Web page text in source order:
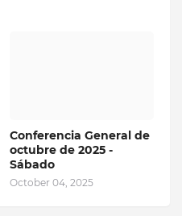
Conferencia General de
octubre de 2025 -
Sábado
October 04, 2025